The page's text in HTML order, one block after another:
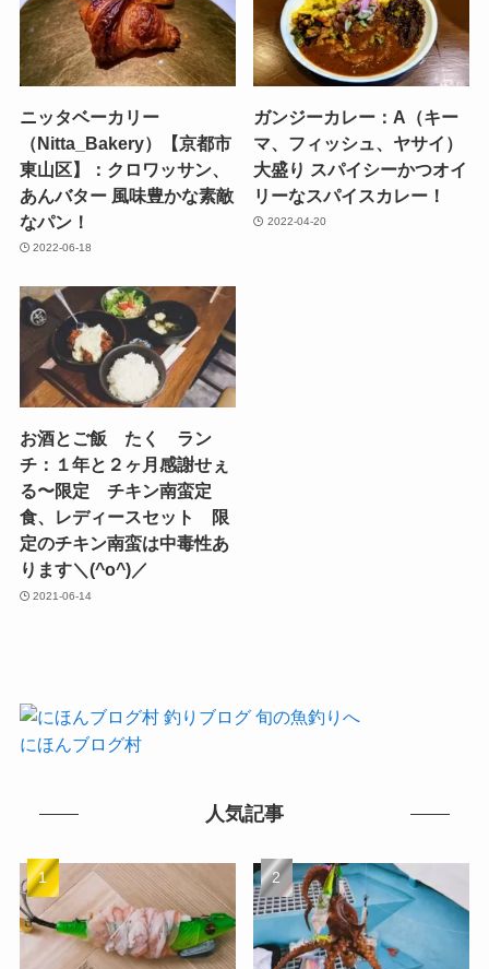
ニッタベーカリー
（Nitta_Bakery）【京都市
東山区】：クロワッサン、
あんバター 風味豊かな素敵
なパン！
2022-06-18
ガンジーカレー：A（キー
マ、フィッシュ、ヤサイ）
大盛り スパイシーかつオイ
リーなスパイスカレー！
2022-04-20
お酒とご飯 たく ラン
チ：１年と２ヶ月感謝せぇ
る〜限定 チキン南蛮定
食、レディースセット 限
定のチキン南蛮は中毒性あ
ります＼(^o^)／
2021-06-14
にほんブログ村
人気記事